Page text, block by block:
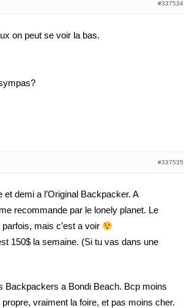
#337534
on peut se voir la bas.
#337535
demi a l’Original Backpacker. A
recommande par le lonely planet. Le
mais c’est a voir
150$ la semaine. (Si tu vas dans une
Backpackers a Bondi Beach. Bcp moins
vraiment la foire, et pas moins cher.